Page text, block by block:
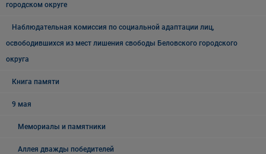
городском округе
Наблюдательная комиссия по социальной адаптации лиц,
освободившихся из мест лишения свободы Беловского городского
округа
Книга памяти
9 мая
Мемориалы и памятники
Аллея дважды победителей